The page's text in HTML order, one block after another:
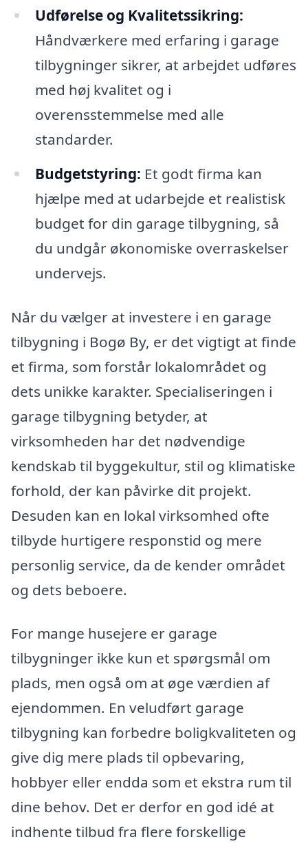
Udførelse og Kvalitetssikring:
Håndværkere med erfaring i garage
tilbygninger sikrer, at arbejdet udføres
med høj kvalitet og i
overensstemmelse med alle
standarder.
Budgetstyring: Et godt firma kan
hjælpe med at udarbejde et realistisk
budget for din garage tilbygning, så
du undgår økonomiske overraskelser
undervejs.
Når du vælger at investere i en garage
tilbygning i Bogø By, er det vigtigt at finde
et firma, som forstår lokalområdet og
dets unikke karakter. Specialiseringen i
garage tilbygning betyder, at
virksomheden har det nødvendige
kendskab til byggekultur, stil og klimatiske
forhold, der kan påvirke dit projekt.
Desuden kan en lokal virksomhed ofte
tilbyde hurtigere responstid og mere
personlig service, da de kender området
og dets beboere.
For mange husejere er garage
tilbygninger ikke kun et spørgsmål om
plads, men også om at øge værdien af
ejendommen. En veludført garage
tilbygning kan forbedre boligkvaliteten og
give dig mere plads til opbevaring,
hobbyer eller endda som et ekstra rum til
dine behov. Det er derfor en god idé at
indhente tilbud fra flere forskellige